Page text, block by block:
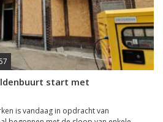
start met
is vandaag in opdracht van